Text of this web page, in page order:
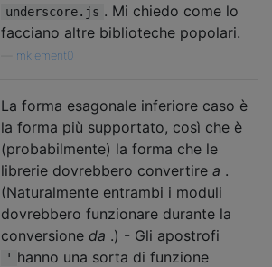
underscore.js . Mi chiedo come lo
facciano altre biblioteche popolari.
mklement0
La forma esagonale inferiore caso è
la forma più supportato, così che è
(probabilmente) la forma che le
librerie dovrebbero convertire a .
(Naturalmente entrambi i moduli
dovrebbero funzionare durante la
conversione da .) - Gli apostrofi
' hanno una sorta di funzione